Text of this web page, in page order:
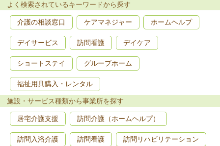
よく検索されているキーワードから探す
介護の相談窓口 ケアマネジャー ホームヘルプ
デイサービス 訪問看護 デイケア
ショートステイ グループホーム
福祉用具購入・レンタル
施設・サービス種類から事業所を探す
居宅介護支援 訪問介護（ホームヘルプ）
訪問入浴介護 訪問看護 訪問リハビリテーション